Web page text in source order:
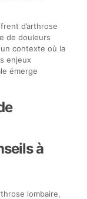
d’arthrose
de douleurs
contexte où la
enjeux
émerge
à
lombaire,